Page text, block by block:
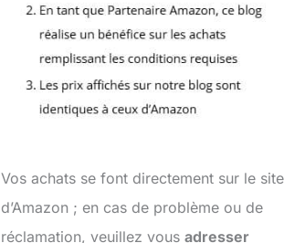
Vos achats se font directement sur le site
d’Amazon ; en cas de problème ou de
réclamation, veuillez vousadresser